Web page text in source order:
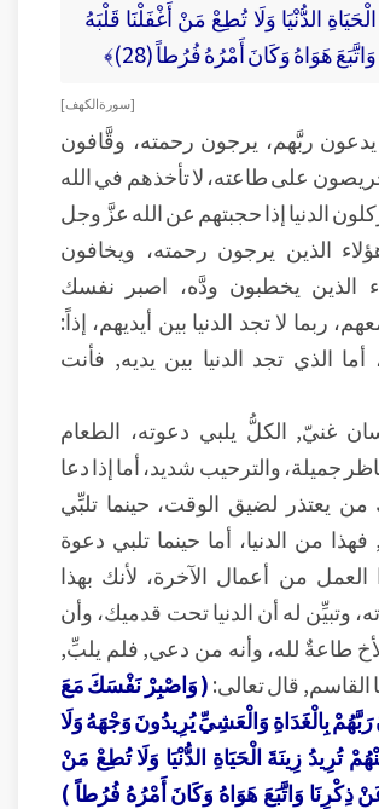
الدُّنْيَا وَلَا تُطِعْ مَنْ أَغْفَلْنَا قَلْبَهُ
هَوَاهُ وَكَانَ أَمْرُهُ فُرُطاً (28)﴾
[ سورة الكهف ]
يدعون ربَّهم، يرجون رحمته، وقَّافون
على طاعته، لا تأخذهم في الله
الدنيا إذا حجبتهم عن الله عزَّ وجل
الذين يرجون رحمته، ويخافون
الذين يخطبون ودَّه، اصبر نفسك
ربما لا تجد الدنيا بين أيديهم، إذاً:
الذي تجد الدنيا بين يديه, فأنت
غنيّ, الكلُّ يلبي دعوته، الطعام
جميلة، والترحيب شديد، أما إذا دعا
من يعتذر لضيق الوقت، حينما تلبِّي
من الدنيا، أما حينما تلبي دعوة
العمل من أعمال الآخرة، لأنك بهذا
وتبيِّن له أن الدنيا تحت قدميك، وأن
طاعةٌ لله، وأنه من دعي, فلم يلبِّ,
قال تعالى:( وَاصْبِرْ نَفْسَكَ مَعَ
بِالْغَدَاةِ وَالْعَشِيِّ يُرِيدُونَ وَجْهَهُ وَلَا
تُرِيدُ زِينَةَ الْحَيَاةِ الدُّنْيَا وَلَا تُطِعْ مَنْ
ذِكْرِنَا وَاتَّبَعَ هَوَاهُ وَكَانَ أَمْرُهُ فُرُطاً )